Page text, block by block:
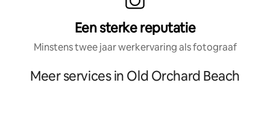
Een sterke reputatie
Minstens twee jaar werkervaring als fotograaf
Meer services in Old Orchard Beach